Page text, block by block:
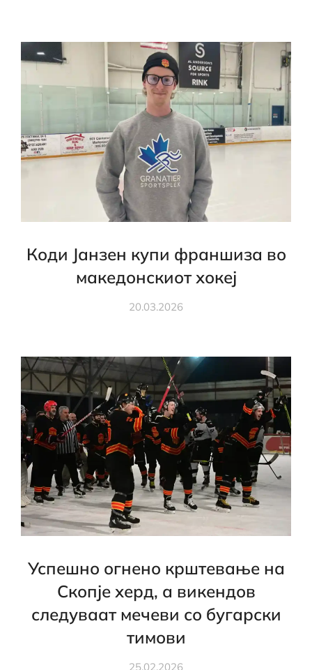
Коди Јанзен купи франшиза во
македонскиот хокеј
20.03.2026
Успешно огнено крштевање на
Скопје херд, а викендов
следуваат мечеви со бугарски
тимови
25.02.2026